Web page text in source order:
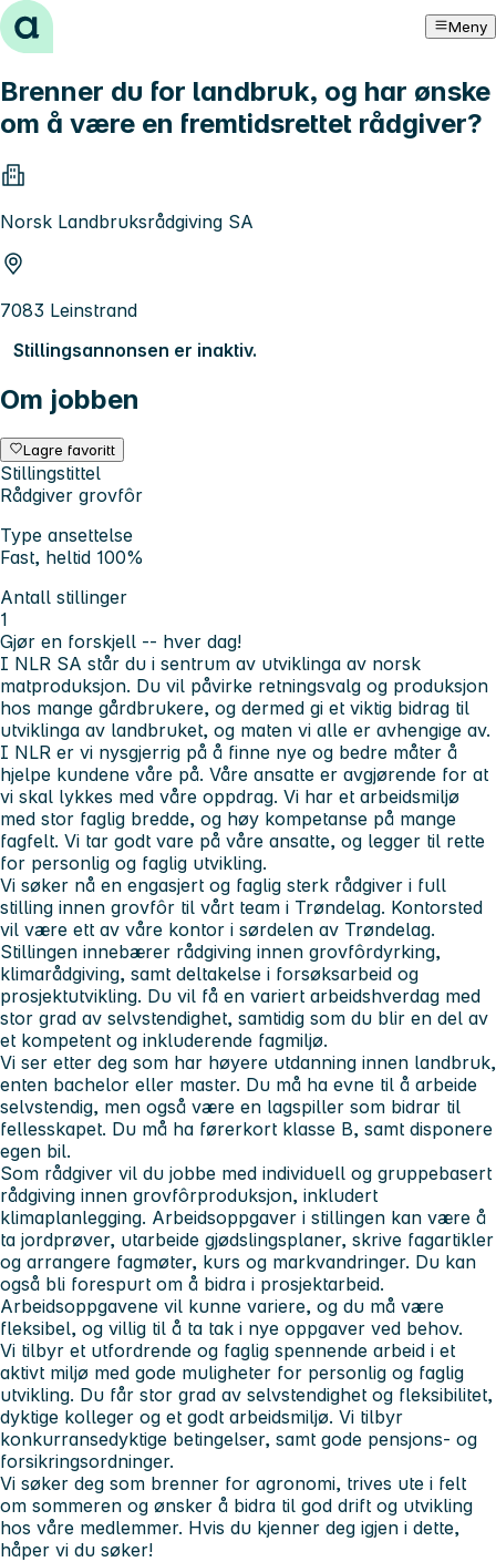
Hopp til innhold Meny
Brenner du for landbruk, og har ønske
om å være en fremtidsrettet rådgiver?
Norsk Landbruksrådgiving SA
7083 Leinstrand
Stillingsannonsen er inaktiv.
Om jobben
Lagre favoritt
Stillingstittel
Rådgiver grovfôr
Type ansettelse
Fast, heltid 100%
Antall stillinger
1
Gjør en forskjell -- hver dag!
I NLR SA står du i sentrum av utviklinga av norsk
matproduksjon. Du vil påvirke retningsvalg og produksjon
hos mange gårdbrukere, og dermed gi et viktig bidrag til
utviklinga av landbruket, og maten vi alle er avhengige av.
I NLR er vi nysgjerrig på å finne nye og bedre måter å
hjelpe kundene våre på. Våre ansatte er avgjørende for at
vi skal lykkes med våre oppdrag. Vi har et arbeidsmiljø
med stor faglig bredde, og høy kompetanse på mange
fagfelt. Vi tar godt vare på våre ansatte, og legger til rette
for personlig og faglig utvikling.
Vi søker nå en engasjert og faglig sterk rådgiver i full
stilling innen grovfôr til vårt team i Trøndelag. Kontorsted
vil være ett av våre kontor i sørdelen av Trøndelag.
Stillingen innebærer rådgiving innen grovfôrdyrking,
klimarådgiving, samt deltakelse i forsøksarbeid og
prosjektutvikling. Du vil få en variert arbeidshverdag med
stor grad av selvstendighet, samtidig som du blir en del av
et kompetent og inkluderende fagmiljø.
Vi ser etter deg som har høyere utdanning innen landbruk,
enten bachelor eller master. Du må ha evne til å arbeide
selvstendig, men også være en lagspiller som bidrar til
fellesskapet. Du må ha førerkort klasse B, samt disponere
egen bil.
Som rådgiver vil du jobbe med individuell og gruppebasert
rådgiving innen grovfôrproduksjon, inkludert
klimaplanlegging. Arbeidsoppgaver i stillingen kan være å
ta jordprøver, utarbeide gjødslingsplaner, skrive fagartikler
og arrangere fagmøter, kurs og markvandringer. Du kan
også bli forespurt om å bidra i prosjektarbeid.
Arbeidsoppgavene vil kunne variere, og du må være
fleksibel, og villig til å ta tak i nye oppgaver ved behov.
Vi tilbyr et utfordrende og faglig spennende arbeid i et
aktivt miljø med gode muligheter for personlig og faglig
utvikling. Du får stor grad av selvstendighet og fleksibilitet,
dyktige kolleger og et godt arbeidsmiljø. Vi tilbyr
konkurransedyktige betingelser, samt gode pensjons- og
forsikringsordninger.
Vi søker deg som brenner for agronomi, trives ute i felt
om sommeren og ønsker å bidra til god drift og utvikling
hos våre medlemmer. Hvis du kjenner deg igjen i dette,
håper vi du søker!